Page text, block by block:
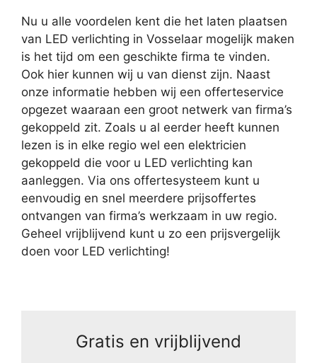
Nu u alle voordelen kent die het laten plaatsen
van LED verlichting in Vosselaar mogelijk maken
is het tijd om een geschikte firma te vinden.
Ook hier kunnen wij u van dienst zijn. Naast
onze informatie hebben wij een offerteservice
opgezet waaraan een groot netwerk van firma’s
gekoppeld zit. Zoals u al eerder heeft kunnen
lezen is in elke regio wel een elektricien
gekoppeld die voor u LED verlichting kan
aanleggen. Via ons offertesysteem kunt u
eenvoudig en snel meerdere prijsoffertes
ontvangen van firma’s werkzaam in uw regio.
Geheel vrijblijvend kunt u zo een prijsvergelijk
doen voor LED verlichting!
Gratis en vrijblijvend